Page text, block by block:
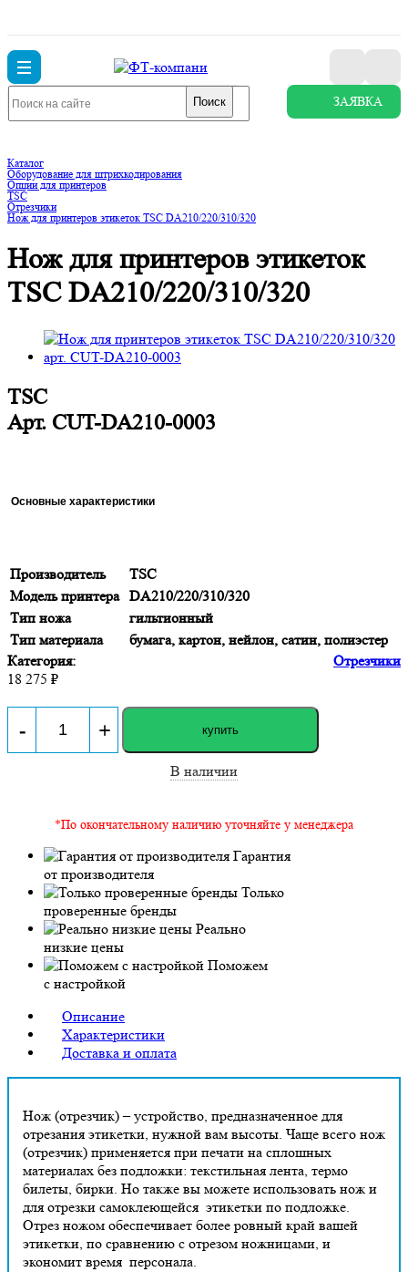
Поиск ЗАЯВКА
Каталог
Оборудование для штрихкодирования
Опции для принтеров
TSC
Отрезчики
Нож для принтеров этикеток TSC DA210/220/310/320
Нож для принтеров этикеток
TSC DA210/220/310/320
TSC
Арт. CUT-DA210-0003
Основные характеристики
Производитель
TSC
Модель принтера DA210/220/310/320
Тип ножа
гильтионный
Тип материала
бумага, картон, нейлон, сатин, полиэстер
Категория:
Отрезчики
18 275 ₽
- + купить
В наличии
*По окончательному наличию уточняйте у менеджера
Гарантия
от производителя
Только
проверенные бренды
Реально
низкие цены
Поможем
с настройкой
Описание
Характеристики
Доставка и оплата
Нож (отрезчик) – устройство, предназначенное для
отрезания этикетки, нужной вам высоты. Чаще всего нож
(отрезчик) применяется при печати на сплошных
материалах без подложки: текстильная лента, термо
билеты, бирки. Но также вы можете использовать нож и
для отрезки самоклеющейся этикетки по подложке.
Отрез ножом обеспечивает более ровный край вашей
этикетки, по сравнению с отрезом ножницами, и
экономит время персонала.